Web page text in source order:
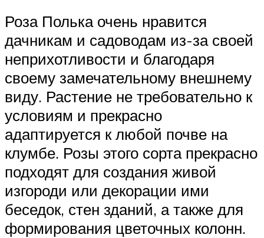
Роза Полька очень нравится
дачникам и садоводам из-за своей
неприхотливости и благодаря
своему замечательному внешнему
виду. Растение не требовательно к
условиям и прекрасно
адаптируется к любой почве на
клумбе. Розы этого сорта прекрасно
подходят для создания живой
изгороди или декорации ими
беседок, стен зданий, а также для
формирования цветочных колонн.